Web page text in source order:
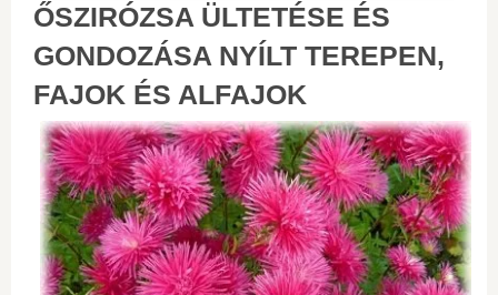
ŐSZIRÓZSA ÜLTETÉSE ÉS
GONDOZÁSA NYÍLT TEREPEN,
FAJOK ÉS ALFAJOK